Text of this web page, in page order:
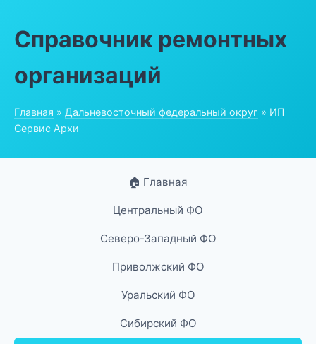
Справочник ремонтных
организаций
Главная » Дальневосточный федеральный округ » ИП
Сервис Архи
🏠 Главная
Центральный ФО
Северо-Западный ФО
Приволжский ФО
Уральский ФО
Сибирский ФО